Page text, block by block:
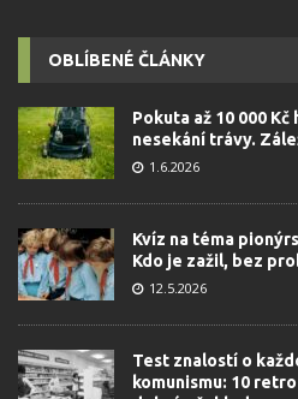
OBLÍBENÉ ČLÁNKY
Pokuta až 10 000
nesekání trávy.
1.6.2026
Kvíz na téma
Kdo je zažil, bez
12.5.2026
Test znalostí o
komunismu: 10